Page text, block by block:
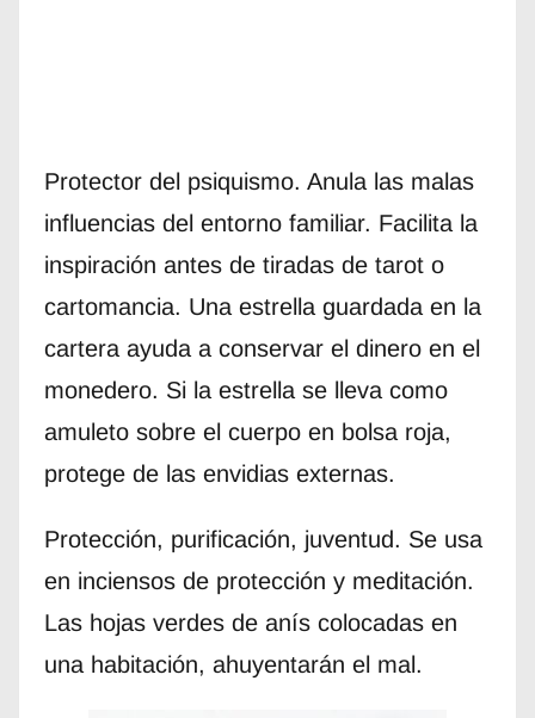
Protector del psiquismo. Anula las malas
influencias del entorno familiar. Facilita la
inspiración antes de tiradas de tarot o
cartomancia. Una estrella guardada en la
cartera ayuda a conservar el dinero en el
monedero. Si la estrella se lleva como
amuleto sobre el cuerpo en bolsa roja,
protege de las envidias externas.
Protección, purificación, juventud. Se usa
en inciensos de protección y meditación.
Las hojas verdes de anís colocadas en
una habitación, ahuyentarán el mal.